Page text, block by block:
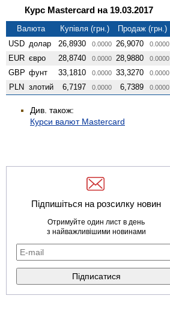
Курс Mastercard на 19.03.2017
Валюта Купівля (грн.)
Продаж (грн.)
USD долар 26,8930 0.0000 26,9070 0.0000
EUR євро 28,8740 0.0000 28,9880 0.0000
GBP фунт 33,1810 0.0000 33,3270 0.0000
PLN злотий 6,7197 0.0000 6,7389 0.0000
Див. також:
Курси валют Mastercard
Підпишіться на розсилку новин
Отримуйте один лист в день
з найважливішими новинами